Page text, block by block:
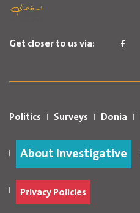
Get closer to us via:
Politics Surveys Donia
About Investigative
Privacy Policies